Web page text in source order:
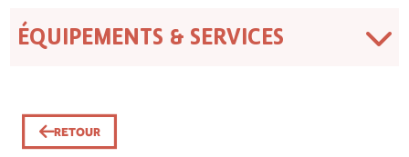
ÉQUIPEMENTS & SERVICES
RETOUR